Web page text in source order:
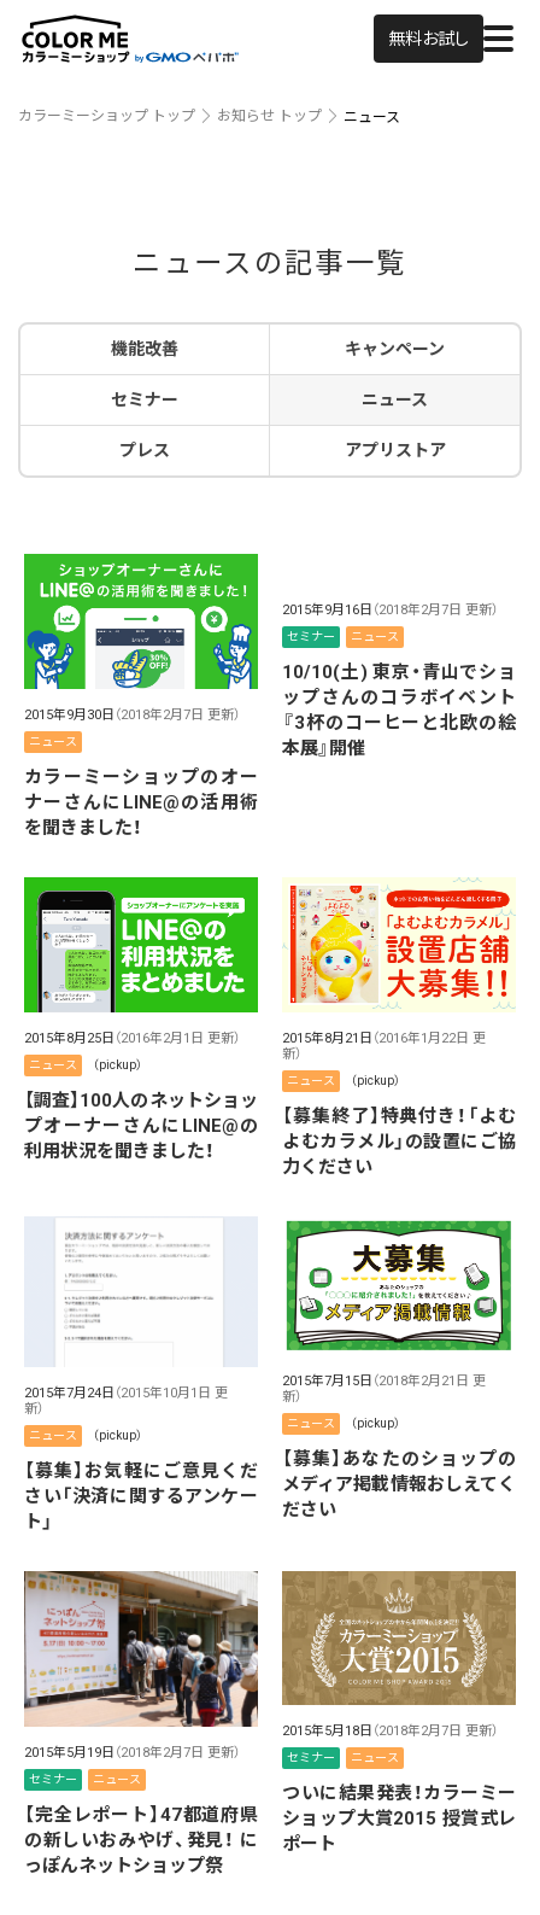
無料お試し
カラーミーショップ トップ お知らせ トップ ニュース
ニュースの記事一覧
機能改善 キャンペーン
セミナー ニュース
プレス アプリストア
2015年9月30日 （2018年2月7日 更新）
ニュース
カラーミーショップのオー
ナーさんにLINE@の活用術
を聞きました！
2015年9月16日 （2018年2月7日 更新）
セミナー ニュース
10/10(土) 東京・青山でショ
ップさんのコラボイベント
『3杯のコーヒーと北欧の絵
本展』開催
2015年8月25日 （2016年2月1日 更新）
ニュース （pickup）
【調査】100人のネットショッ
プオーナーさんにLINE@の
利用状況を聞きました！
2015年8月21日 （2016年1月22日 更
新）
ニュース （pickup）
【募集終了】特典付き！「よむ
よむカラメル」の設置にご協
力ください
2015年7月24日 （2015年10月1日 更
新）
ニュース （pickup）
【募集】お気軽にご意見くだ
さい「決済に関するアンケー
ト」
2015年7月15日 （2018年2月21日 更
新）
ニュース （pickup）
【募集】あなたのショップの
メディア掲載情報おしえてく
ださい
2015年5月19日 （2018年2月7日 更新）
セミナー ニュース
【完全レポート】47都道府県
の新しいおみやげ、発見！ に
っぽんネットショップ祭
2015年5月18日 （2018年2月7日 更新）
セミナー ニュース
ついに結果発表！カラーミー
ショップ大賞2015 授賞式レ
ポート